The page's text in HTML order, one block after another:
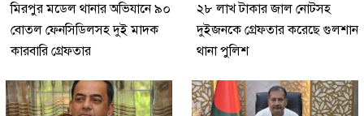
মিরপুর মডেল থানার অভিযানে ৯০
বোতল ফেনসিডিলসহ দুই মাদক
কারবারি গ্রেফতার
২৮ লাখ টাকার জাল নোটসহ
দুইজনকে গ্রেফতার করেছে গুলশান
থানা পুলিশ